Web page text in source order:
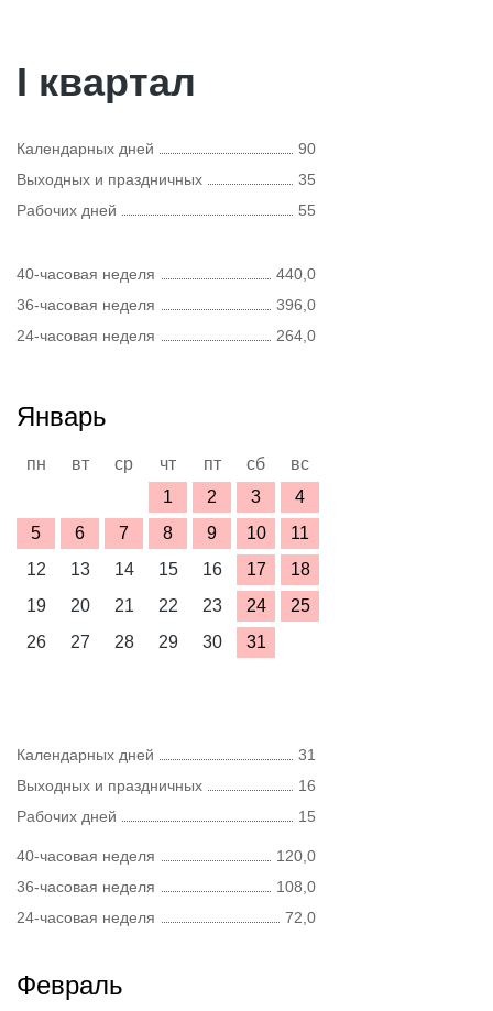
I квартал
Календарных дней
90
Выходных и праздничных
35
Рабочих дней
55
40-часовая неделя
440,0
36-часовая неделя
396,0
24-часовая неделя
264,0
Январь
пн вт ср чт пт сб
вс
1
2 3
4
5
6 7 8 9 10
11
12
13 14 15 16 17
18
19
20 21 22 23 24
25
26
27 28 29 30 31
Календарных дней
31
Выходных и праздничных
16
Рабочих дней
15
40-часовая неделя
120,0
36-часовая неделя
108,0
24-часовая неделя
72,0
Февраль